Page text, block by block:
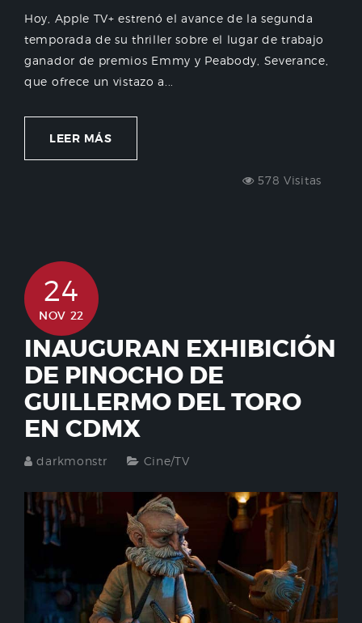
Hoy, Apple TV+ estrenó el avance de la segunda
temporada de su thriller sobre el lugar de trabajo
ganador de premios Emmy y Peabody, Severance,
que ofrece un vistazo a...
LEER MÁS
578 Visitas
24
NOV 22
INAUGURAN EXHIBICIÓN
DE PINOCHO DE
GUILLERMO DEL TORO
EN CDMX
darkmonstr Cine/TV